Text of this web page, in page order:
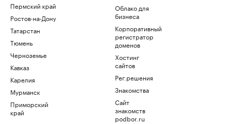
Пермский край
Ростов-на-Дону
Татарстан
Тюмень
Черноземье
Кавказ
Карелия
Мурманск
Приморский
край
Облако для
бизнеса
Корпоративный
регистратор
доменов
Хостинг
сайтов
Рег.решения
Знакомства
Сайт
знакомств
podbor.ru